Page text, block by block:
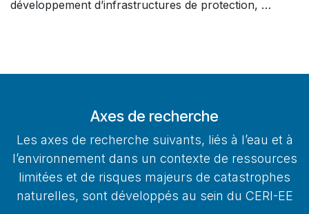
développement d’infrastructures de protection, …
Axes de recherche
Les axes de recherche suivants, liés à l’eau et à
l’environnement dans un contexte de ressources
limitées et de risques majeurs de catastrophes
naturelles, sont développés au sein du CERI-EE